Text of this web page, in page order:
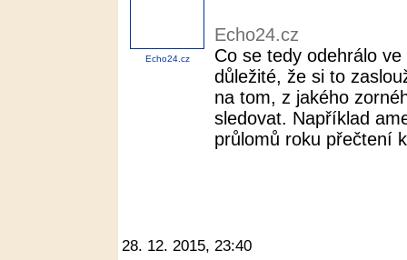
Echo24.cz
Echo24.cz
Co se tedy odehrálo
důležité, že si to
na tom, z jakého
sledovat. Například
průlomů roku přečtení
28. 12. 2015, 23:40